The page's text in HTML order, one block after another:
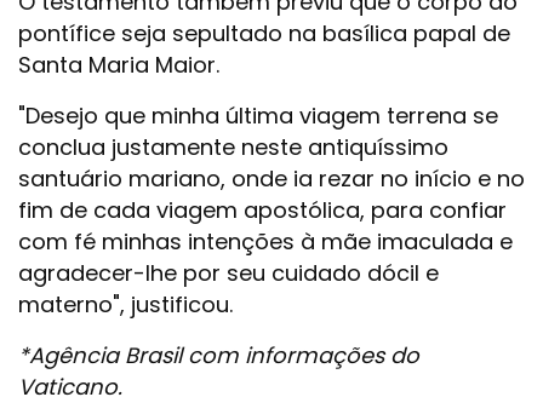
pontífice seja sepultado na basílica papal de
Santa Maria Maior.
"Desejo que minha última viagem terrena se
conclua justamente neste antiquíssimo
santuário mariano, onde ia rezar no início e no
fim de cada viagem apostólica, para confiar
com fé minhas intenções à mãe imaculada e
agradecer-lhe por seu cuidado dócil e
materno", justificou.
*Agência Brasil com informações do
Vaticano.